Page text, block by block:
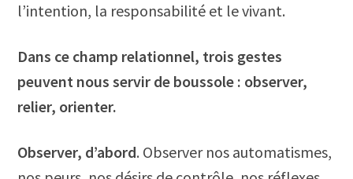
l’intention, la responsabilité et le vivant.
Dans ce champ relationnel, trois gestes
peuvent nous servir de boussole : observer,
relier, orienter.
Observer, d’abord. Observer nos automatismes,